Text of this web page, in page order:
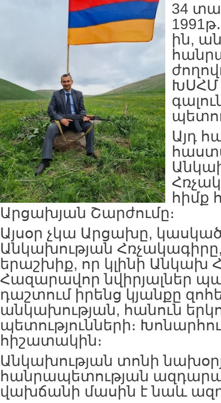
34
ին,
ԽՍՀՄ
Այդ
հիմք
Արցախյան Շարժումը։
Այսօր չկա Արցախը,
Անկախության Հռչակագիրը,
երաշխիք, որ կլինի Անկախ
Հազարավոր նվիրյալներ
դաշտում իրենց կյանքը
անկախության, հանուն
պետությունների։
հիշատակին։
Անկախության տոնի
հանրապետության
վախճանի մասին է նաև